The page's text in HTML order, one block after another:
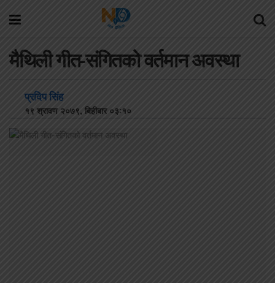
मैथिली गीत-संगितको वर्तमान अवस्था
प्रदिप सिंह
१९ श्रावण २०७९, बिहीबार ०३:१०